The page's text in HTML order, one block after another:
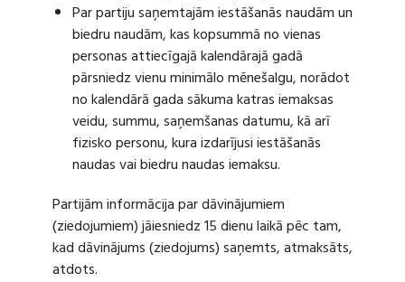
Par partiju saņemtajām iestāšanās naudām un
biedru naudām, kas kopsummā no vienas
personas attiecīgajā kalendārajā gadā
pārsniedz vienu minimālo mēnešalgu, norādot
no kalendārā gada sākuma katras iemaksas
veidu, summu, saņemšanas datumu, kā arī
fizisko personu, kura izdarījusi iestāšanās
naudas vai biedru naudas iemaksu.
Partijām informācija par dāvinājumiem
(ziedojumiem) jāiesniedz 15 dienu laikā pēc tam,
kad dāvinājums (ziedojums) saņemts, atmaksāts,
atdots.